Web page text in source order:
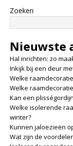
Zoeken
Nieuwste
Hal inrichten: zo
Inkijk bij een deur
Welke
Welke
Kan een
Welke isolerende
winter?
Kunnen jaloezieën
Wat zijn de